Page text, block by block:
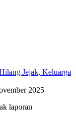
Jejak, Keluarga
2025
laporan